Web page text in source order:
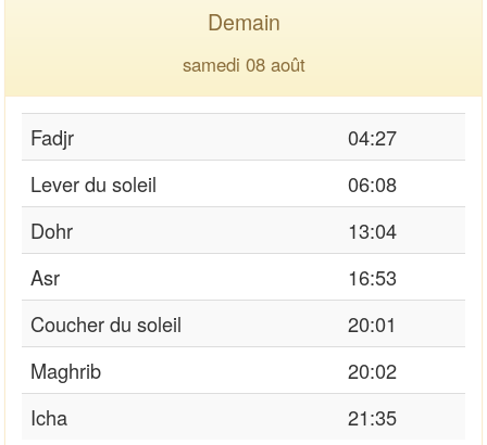
Demain
samedi 08 août
Fadjr
04:27
Lever du soleil
06:08
Dohr
13:04
Asr
16:53
Coucher du soleil
20:01
Maghrib
20:02
Icha
21:35